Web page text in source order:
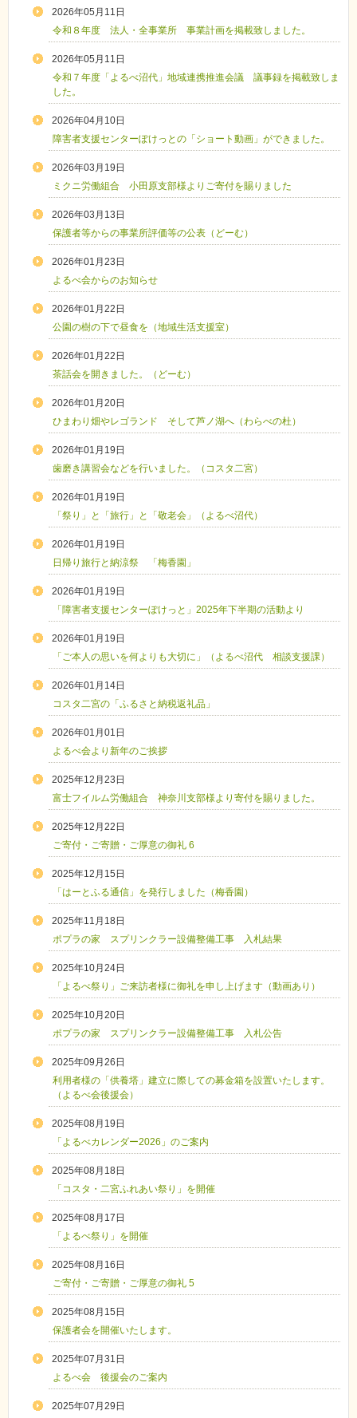
2026年05月11日
令和８年度 法人・全事業所 事業計画を掲載致しました。
2026年05月11日
令和７年度「よるべ沼代」地域連携推進会議 議事録を掲載致しま
した。
2026年04月10日
障害者支援センターぽけっとの「ショート動画」ができました。
2026年03月19日
ミクニ労働組合 小田原支部様よりご寄付を賜りました
2026年03月13日
保護者等からの事業所評価等の公表（どーむ）
2026年01月23日
よるべ会からのお知らせ
2026年01月22日
公園の樹の下で昼食を（地域生活支援室）
2026年01月22日
茶話会を開きました。（どーむ）
2026年01月20日
ひまわり畑やレゴランド そして芦ノ湖へ（わらべの杜）
2026年01月19日
歯磨き講習会などを行いました。（コスタ二宮）
2026年01月19日
「祭り」と「旅行」と「敬老会」（よるべ沼代）
2026年01月19日
日帰り旅行と納涼祭 「梅香園」
2026年01月19日
「障害者支援センターぽけっと」2025年下半期の活動より
2026年01月19日
「ご本人の思いを何よりも大切に」（よるべ沼代 相談支援課）
2026年01月14日
コスタ二宮の「ふるさと納税返礼品」
2026年01月01日
よるべ会より新年のご挨拶
2025年12月23日
富士フイルム労働組合 神奈川支部様より寄付を賜りました。
2025年12月22日
ご寄付・ご寄贈・ご厚意の御礼 6
2025年12月15日
「はーとふる通信」を発行しました（梅香園）
2025年11月18日
ポプラの家 スプリンクラー設備整備工事 入札結果
2025年10月24日
「よるべ祭り」ご来訪者様に御礼を申し上げます（動画あり）
2025年10月20日
ポプラの家 スプリンクラー設備整備工事 入札公告
2025年09月26日
利用者様の「供養塔」建立に際しての募金箱を設置いたします。
（よるべ会後援会）
2025年08月19日
「よるべカレンダー2026」のご案内
2025年08月18日
「コスタ・二宮ふれあい祭り」を開催
2025年08月17日
「よるべ祭り」を開催
2025年08月16日
ご寄付・ご寄贈・ご厚意の御礼 5
2025年08月15日
保護者会を開催いたします。
2025年07月31日
よるべ会 後援会のご案内
2025年07月29日